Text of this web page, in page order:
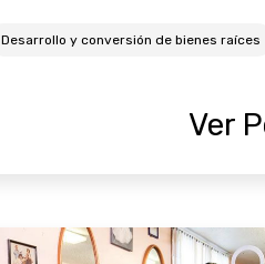
Desarrollo y conversión de bienes raíces
Ver